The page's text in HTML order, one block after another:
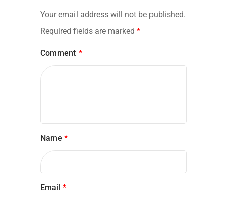
Your email address will not be published.
Required fields are marked *
Comment *
Name *
Email*